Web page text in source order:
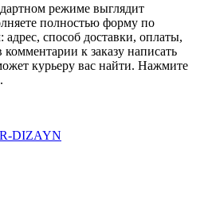
режиме выглядит
полностью форму по
способ доставки, оплаты,
к заказу написать
курьеру вас найти. Нажмите
DIZAYN